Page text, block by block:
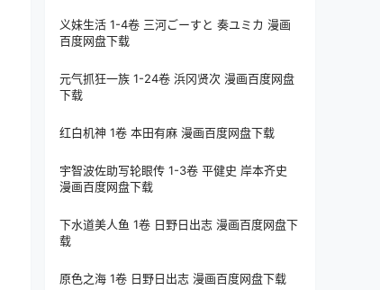
义妹生活 1-4卷 三河ごーすと 奏ユミカ 漫画
百度网盘下载
元气抓狂一族 1-24卷 浜冈贤次 漫画百度网盘
下载
红白机神 1卷 本田有麻 漫画百度网盘下载
宇智波佐助写轮眼传 1-3卷 平健史 岸本齐史
漫画百度网盘下载
下水道美人鱼 1卷 日野日出志 漫画百度网盘下
载
原色之海 1卷 日野日出志 漫画百度网盘下载